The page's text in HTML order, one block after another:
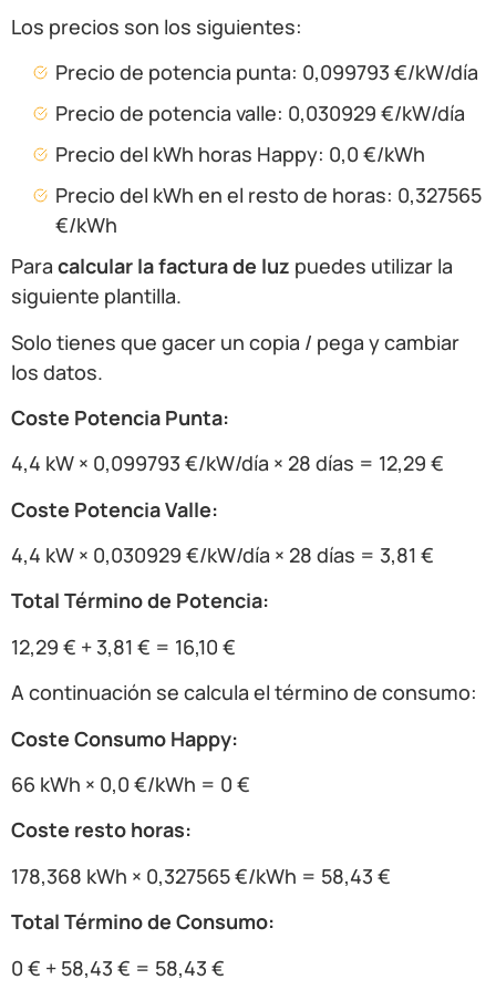
Los precios son los siguientes:
Precio de potencia punta: 0,099793 €/kW/día
Precio de potencia valle: 0,030929 €/kW/día
Precio del kWh horas Happy: 0,0 €/kWh
Precio del kWh en el resto de horas: 0,327565
€/kWh
Para calcular la factura de luz puedes utilizar la
siguiente plantilla.
Solo tienes que gacer un copia / pega y cambiar
los datos.
Coste Potencia Punta:
4,4 kW × 0,099793 €/kW/día × 28 días = 12,29 €
Coste Potencia Valle:
4,4 kW × 0,030929 €/kW/día × 28 días = 3,81 €
Total Término de Potencia:
12,29 € + 3,81 € = 16,10 €
A continuación se calcula el término de consumo:
Coste Consumo Happy:
66 kWh × 0,0 €/kWh = 0 €
Coste resto horas:
178,368 kWh × 0,327565 €/kWh = 58,43 €
Total Término de Consumo:
0 € + 58,43 € = 58,43 €